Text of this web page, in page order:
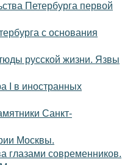
Петербурга первой
с основания
русской жизни. Язвы
I в иностранных
Санкт-
Москвы.
глазами современников.